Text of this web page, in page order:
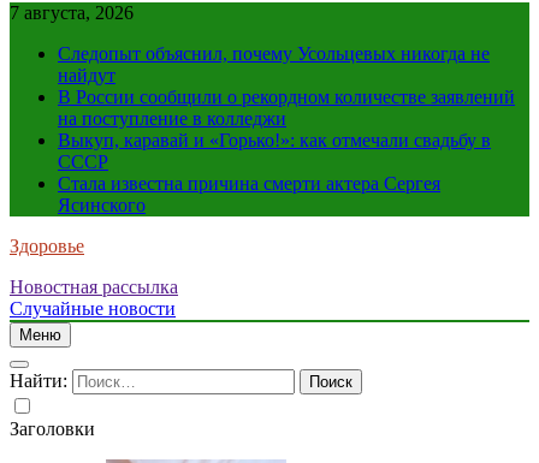
7 августа, 2026
Следопыт объяснил, почему Усольцевых никогда не
найдут
В России сообщили о рекордном количестве заявлений
на поступление в колледжи
Выкуп, каравай и «Горько!»: как отмечали свадьбу в
СССР
Стала известна причина смерти актера Сергея
Ясинского
Здоровье
Новостная рассылка
Случайные новости
Меню
Найти:
Заголовки